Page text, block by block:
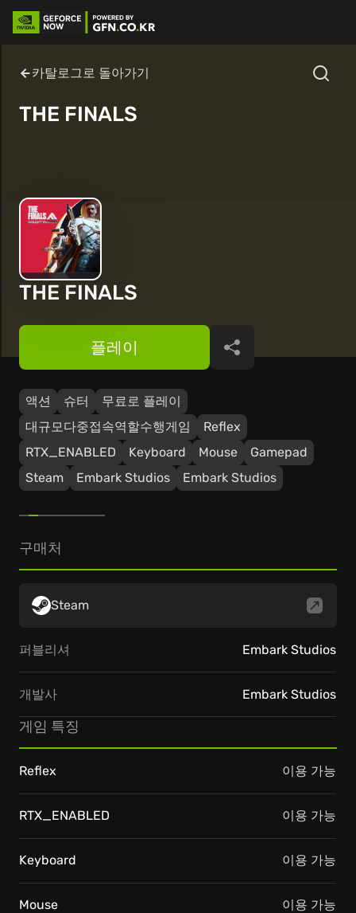
카탈로그로 돌아가기
THE FINALS
THE FINALS
액션 슈터
무료로 플레이
대규모다중접속역할수행게임
Reflex
RTX_ENABLED
Keyboard Mouse
Gamepad
Steam
Embark Studios Embark Studios
플레이 공유
구매처
Steam
퍼블리셔 Embark Studios
개발사 Embark Studios
게임 특징
Reflex 이용 가능
RTX_ENABLED 이용 가능
Keyboard 이용 가능
Mouse 이용 가능